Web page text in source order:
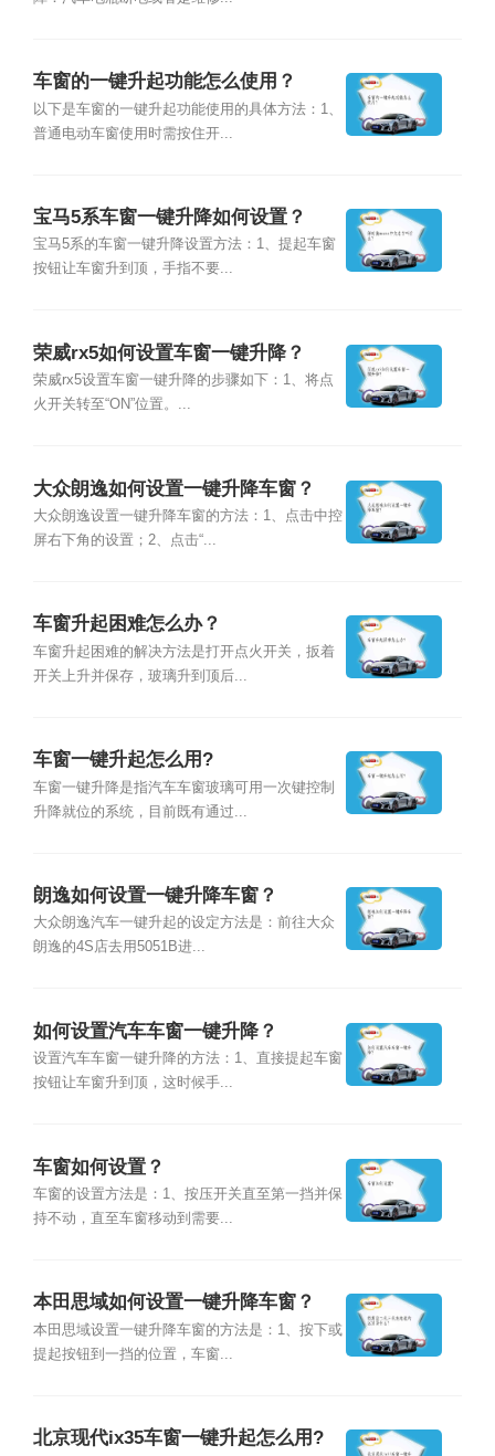
车窗的一键升起功能怎么使用？
以下是车窗的一键升起功能使用的具体方法：1、
普通电动车窗使用时需按住开...
宝马5系车窗一键升降如何设置？
宝马5系的车窗一键升降设置方法：1、提起车窗
按钮让车窗升到顶，手指不要...
荣威rx5如何设置车窗一键升降？
荣威rx5设置车窗一键升降的步骤如下：1、将点
火开关转至“ON”位置。...
大众朗逸如何设置一键升降车窗？
大众朗逸设置一键升降车窗的方法：1、点击中控
屏右下角的设置；2、点击“...
车窗升起困难怎么办？
车窗升起困难的解决方法是打开点火开关，扳着
开关上升并保存，玻璃升到顶后...
车窗一键升起怎么用?
车窗一键升降是指汽车车窗玻璃可用一次键控制
升降就位的系统，目前既有通过...
朗逸如何设置一键升降车窗？
大众朗逸汽车一键升起的设定方法是：前往大众
朗逸的4S店去用5051B进...
如何设置汽车车窗一键升降？
设置汽车车窗一键升降的方法：1、直接提起车窗
按钮让车窗升到顶，这时候手...
车窗如何设置？
车窗的设置方法是：1、按压开关直至第一挡并保
持不动，直至车窗移动到需要...
本田思域如何设置一键升降车窗？
本田思域设置一键升降车窗的方法是：1、按下或
提起按钮到一挡的位置，车窗...
北京现代ix35车窗一键升起怎么用?